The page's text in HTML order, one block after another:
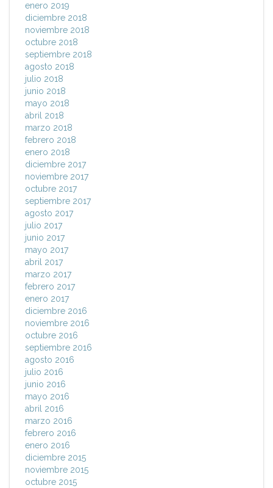
enero 2019
diciembre 2018
noviembre 2018
octubre 2018
septiembre 2018
agosto 2018
julio 2018
junio 2018
mayo 2018
abril 2018
marzo 2018
febrero 2018
enero 2018
diciembre 2017
noviembre 2017
octubre 2017
septiembre 2017
agosto 2017
julio 2017
junio 2017
mayo 2017
abril 2017
marzo 2017
febrero 2017
enero 2017
diciembre 2016
noviembre 2016
octubre 2016
septiembre 2016
agosto 2016
julio 2016
junio 2016
mayo 2016
abril 2016
marzo 2016
febrero 2016
enero 2016
diciembre 2015
noviembre 2015
octubre 2015